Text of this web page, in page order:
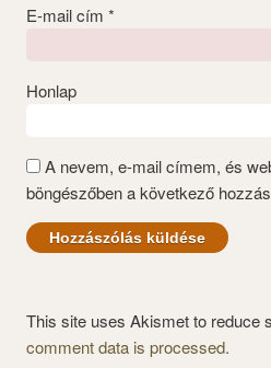
E-mail cím *
Honlap
A nevem, e-mail címem, és
böngészőben a következő
This site uses Akismet to reduce
comment data is processed.